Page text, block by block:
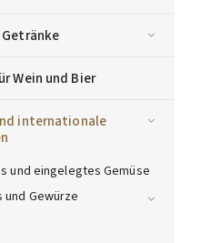
Wein und Bier
internationale
und eingelegtes Gemüse
und Gewürze